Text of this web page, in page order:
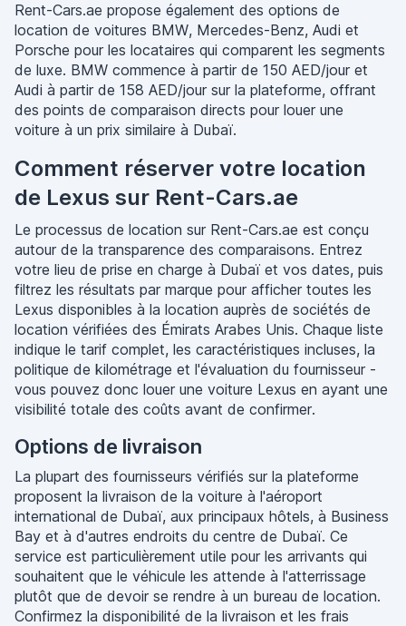
Rent-Cars.ae propose également des options de
location de voitures BMW, Mercedes-Benz, Audi et
Porsche pour les locataires qui comparent les segments
de luxe. BMW commence à partir de 150 AED/jour et
Audi à partir de 158 AED/jour sur la plateforme, offrant
des points de comparaison directs pour louer une
voiture à un prix similaire à Dubaï.
Comment réserver votre location
de Lexus sur Rent-Cars.ae
Le processus de location sur Rent-Cars.ae est conçu
autour de la transparence des comparaisons. Entrez
votre lieu de prise en charge à Dubaï et vos dates, puis
filtrez les résultats par marque pour afficher toutes les
Lexus disponibles à la location auprès de sociétés de
location vérifiées des Émirats Arabes Unis. Chaque liste
indique le tarif complet, les caractéristiques incluses, la
politique de kilométrage et l'évaluation du fournisseur -
vous pouvez donc louer une voiture Lexus en ayant une
visibilité totale des coûts avant de confirmer.
Options de livraison
La plupart des fournisseurs vérifiés sur la plateforme
proposent la livraison de la voiture à l'aéroport
international de Dubaï, aux principaux hôtels, à Business
Bay et à d'autres endroits du centre de Dubaï. Ce
service est particulièrement utile pour les arrivants qui
souhaitent que le véhicule les attende à l'atterrissage
plutôt que de devoir se rendre à un bureau de location.
Confirmez la disponibilité de la livraison et les frais